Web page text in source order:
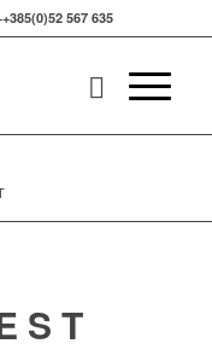
567 635
S T